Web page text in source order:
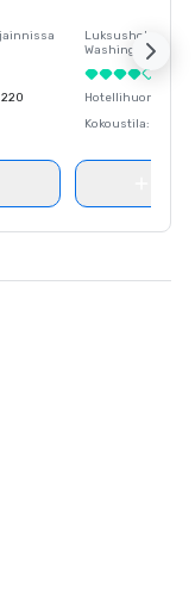
220
Luksushotelli
Washington
Hotellihuoneet
Kokoustila: